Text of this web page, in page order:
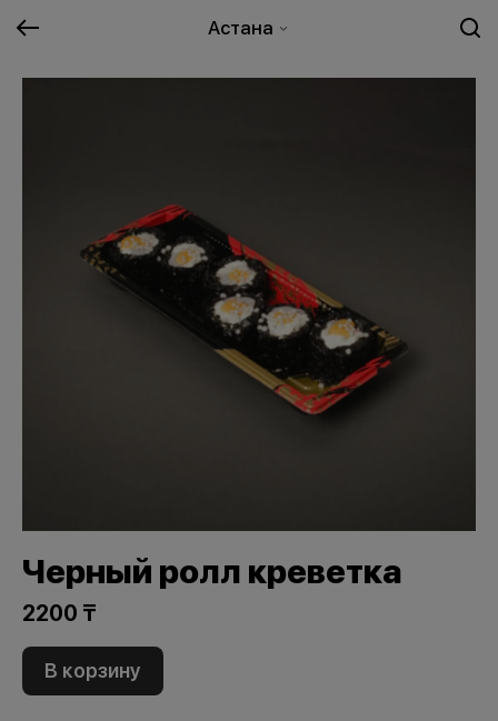
Астана
Черный ролл креветка
2200 ₸
В корзину